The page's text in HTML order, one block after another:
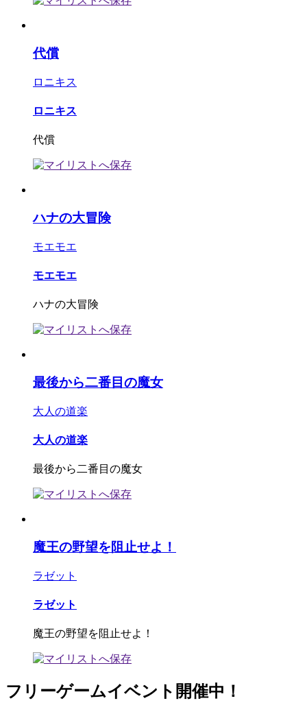
代償
ロニキス
ロニキス
代償
ハナの大冒険
モエモエ
モエモエ
ハナの大冒険
最後から二番目の魔女
大人の道楽
大人の道楽
最後から二番目の魔女
魔王の野望を阻止せよ！
ラゼット
ラゼット
魔王の野望を阻止せよ！
フリーゲームイベント開催中！